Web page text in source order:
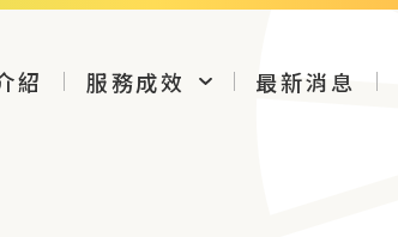
紹 服務成效 最新消息